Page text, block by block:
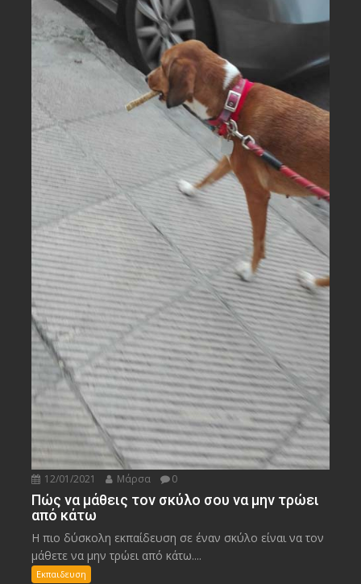
12/01/2021 Μάρσα 0
Πώς να μάθεις τον σκύλο σου να μην τρώει
από κάτω
Η πιο δύσκολη εκπαίδευση σε έναν σκύλο είναι να τον
μάθετε να μην τρώει από κάτω....
Εκπαιδευση